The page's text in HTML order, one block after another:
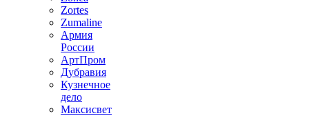
Zortes
Zumaline
Армия
России
АртПром
Дубравия
Кузнечное
дело
Максисвет